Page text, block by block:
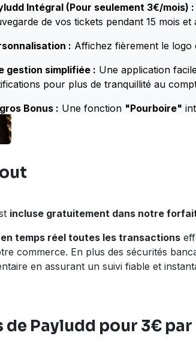
Intégral (Pour seulement 3€/mois) :
de vos tickets pendant 15 mois
: Affichez fièrement le
gestion simplifiée : Une application
pour plus de tranquillité au
Bonus : Une fonction "Pourboire"
incluse gratuitement dans notre
temps réel toutes les transactions
commerce. En plus des sécurités
en assurant un suivi fiable et
de Payludd pour 3€